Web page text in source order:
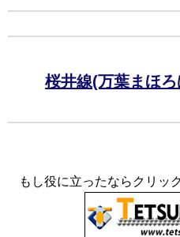
桜井線(万葉まほ
もし役に立ったならクリッ